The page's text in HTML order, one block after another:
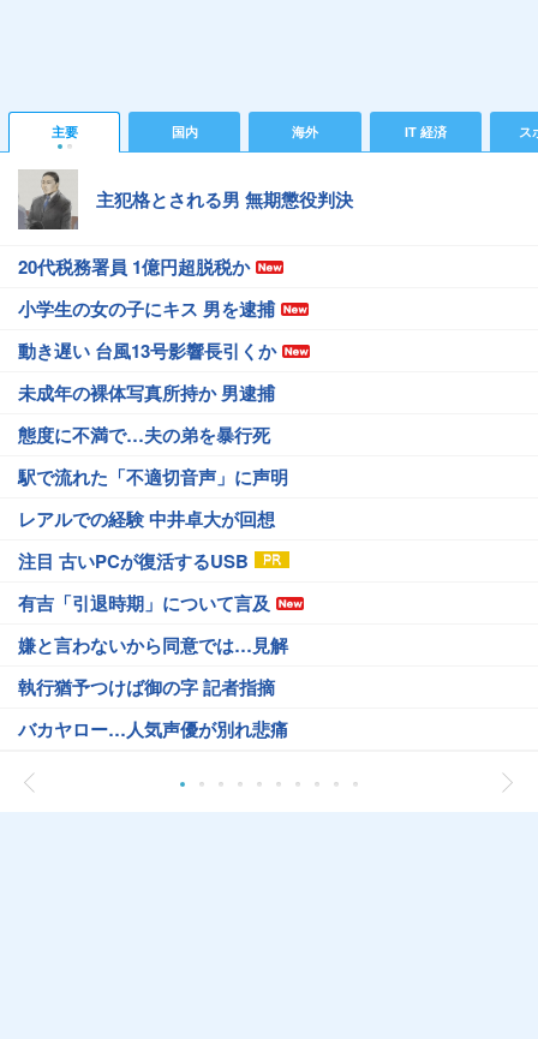
主要 国内 海外 IT 経済 ス
主犯格とされる男 無期懲役判決
20代税務署員 1億円超脱税か
小学生の女の子にキス 男を逮捕
動き遅い 台風13号影響長引くか
未成年の裸体写真所持か 男逮捕
態度に不満で…夫の弟を暴行死
駅で流れた「不適切音声」に声明
レアルでの経験 中井卓大が回想
注目 古いPCが復活するUSB
有吉「引退時期」について言及
嫌と言わないから同意では…見解
執行猶予つけば御の字 記者指摘
バカヤロー…人気声優が別れ悲痛